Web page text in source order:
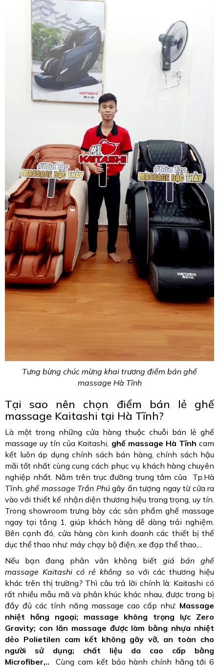
Tưng bừng chúc mừng khai trương điểm bán ghế
massage Hà Tĩnh
Tại sao nên chọn điểm bán lẻ ghế
massage Kaitashi tại Hà Tĩnh?
Là một trong những cửa hàng thuộc chuỗi bán lẻ ghế
massage uy tín của Kaitashi, ghế massage Hà Tĩnh cam
kết luôn áp dụng chính sách bán hàng, chính sách hậu
mãi tốt nhất cùng cung cách phục vụ khách hàng chuyên
nghiệp nhất. Nằm trên trục đường trung tâm của Tp.Hà
Tĩnh,ghế massage Trần Phúgây ấn tượng ngay từ cửa ra
vào với thiết kế nhận diện thương hiệu trang trọng, uy tín.
Trong showroom trưng bày các sản phẩm ghế massage
ngay tại tầng 1, giúp khách hàng dễ dàng trải nghiệm.
Bên cạnh đó, cửa hàng còn kinh doanh các thiết bị thể
dục thể thao như: máy chạy bộ điện, xe đạp thể thao,...
Nếu bạn đang phân vân không biết giá bán ghế
massage Kaitashi có rẻ không so với các thương hiệu
khác trên thị trường? Thì câu trả lời chính là: Kaitashi có
rất nhiều mẫu mã và phân khúc khác nhau, được trang bị
đầy đủ các tính năng massage cao cấp như: Massage
nhiệt hồng ngoại; massage không trọng lực Zero
Gravity; con lăn massage được làm bằng nhựa nhiệt
dẻo Polietilen cam kết không gãy vỡ, an toàn cho
người sử dụng; chất liệu da cao cấp bằng
Microfiber,..
Cùng cam kết bảo hành chính hãng tới 6